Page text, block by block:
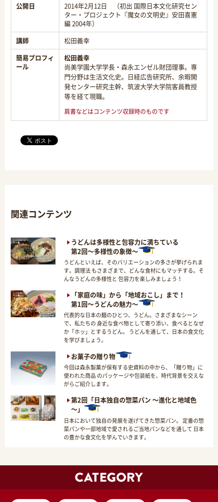
公開日
2014年2月12日 （初出 国際日本文化研究セン
ター・プロジェクト『魔女の文明史』安田喜憲
編 2004年）
講師
松田義幸
簡易プロフィ
ール
松田義幸
尚美学園大学学長・森永エンゼル財団理事。専
門分野は生活文化史。日経広告研究所、余暇開
発センター研究主幹、筑波大学大学院客員教授
等を経て現職。
肩書などはコンテンツ収録時のものです
関連コンテンツ
うどんは多様性と包容力に満ちている
第2回～多様性の象徴～
うどんといえば、そのバリエーションの多さが挙げられま
す。調理法 もさまざまで、どんな食材にもマッチする。そ
んなうどんの多様性と 包容力を楽しみましょう！
「家庭の味」から「地域おこし」まで！
第1回～うどんの魅力～
代表的な日本の麺のひとつ、うどん。さまざまなシーン
で、私たちの 身近な食べ物として寄り添い、食べるとなぜ
か「ホッ」とするうどん。 うどんを通して、日本の食文化
を学びましょう。
お菓子の贈り物
今回は森永製菓が保有する史資料の中から、「贈り物」に
使われた商品 のパッケージや包装紙を、時代背景を交えな
がらご紹介します。
第2回「日本独自の惣菜パン ～進化と地域色
～」
日本において独自の発展を遂げてきた惣菜パン。 定番の惣
菜パンや一部地域で愛されるご当地パンなどを通して 日本
の豊かな食文化を学んでいきます。